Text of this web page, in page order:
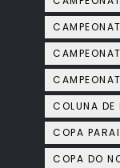
COLUNA DE
COPA
COPA DO